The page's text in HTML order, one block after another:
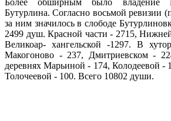
Более обширным было владение
Бутурлина. Согласно восьмой ревизии
за ним значилось в слободе
2499 душ. Красной части - 2715,
Великоар- хангельской -1297. В
Макогоново - 237, Дмитриевском -
деревнях Марьиной - 174, Колодеевой -
Толочеевой - 100. Всего 10802 души.